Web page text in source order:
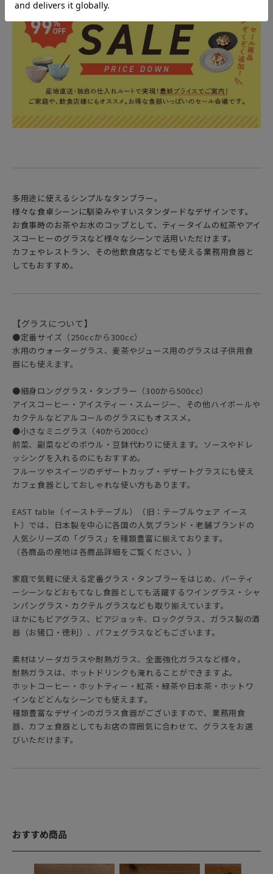
多用途に使えるシンプルなタンブラー。
様々な食卓シーンに馴染みやすいスタンダードなデザインです。
お食事時のお茶やお水のコップとして、ティータイムの紅茶やアイ
スコーヒーのグラスなど様々なシーンで活用いただけます。
カフェやレストラン、その他飲食店などでも使える業務用食器と
してもおすすめ。
【グラスについて】
●定番サイズ（250ccから300cc）
水用のウォーターグラス、麦茶やジュース用のグラスは子供用食
器にも使えます。
●細身ロンググラス・タンブラー（300から500cc）
アイスコーヒー・アイスティー・スムージー、その他ハイボールや
カクテルなどアルコールのグラスにもオススメ。
●小さなミニグラス（40から200cc）
前菜、副菜などのボウル・豆鉢代わりに使えます。ソースやドレ
ッシングを入れるのにもおすすめ。
フルーツやスイーツのデザートカップ・デザートグラスにも使え
カフェ食器としておしゃれな使い方もあります。
EAST table（イーストテーブル）（旧：テーブルウェア イース
ト）では、日本製を中心に各国の人気ブランド・老舗ブランドの
人気シリーズの「グラス」を種類豊富に揃えております。
（各商品の産地は各商品詳細をご覧ください。）
家庭で気軽に使える定番グラス・タンブラーをはじめ、パーティ
ーシーンなどおもてなし食器としても活躍するワイングラス・シャ
ンパングラス・カクテルグラスなども取り揃えています。
ほかにもビアグラス、ビアジョッキ、ロックグラス、ガラス製の酒
器（お猪口・徳利）、パフェグラスなどもございます。
素材はソーダガラスや耐熱ガラス、全面強化ガラスなど様々。
耐熱ガラスは、ホットドリンクも淹れることができますよ。
ホットコーヒー・ホットティー・紅茶・緑茶や日本茶・ホットワ
インなどどんなシーンでも使えます。
種類豊富なデザインのガラス食器がございますので、業務用食
器、カフェ食器としてもお店の雰囲気に合わせて、グラスをお選
びいただけます。
おすすめ商品